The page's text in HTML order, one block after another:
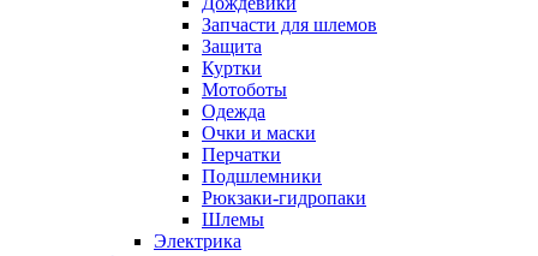
Запчасти для шлемов
Защита
Куртки
Мотоботы
Одежда
Очки и маски
Перчатки
Подшлемники
Рюкзаки-гидропаки
Шлемы
Электрика